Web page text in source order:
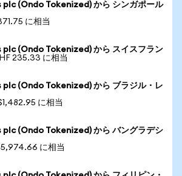
(Ondo Tokenized) から シンガポール
に相当
(Ondo Tokenized) から スイスフラン
235.33 に相当
(Ondo Tokenized) から ブラジル・レ
に相当
(Ondo Tokenized) から バングラデシ
に相当